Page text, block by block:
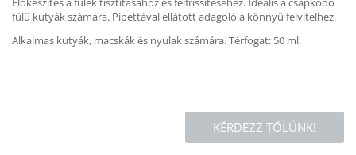
fülű kutyák számára. Pipettával ellátott adagoló a könnyű felvitelhez.
Alkalmas kutyák, macskák és nyulak számára. Térfogat: 50 ml.
KÉRDEZZ TŐLÜNK!